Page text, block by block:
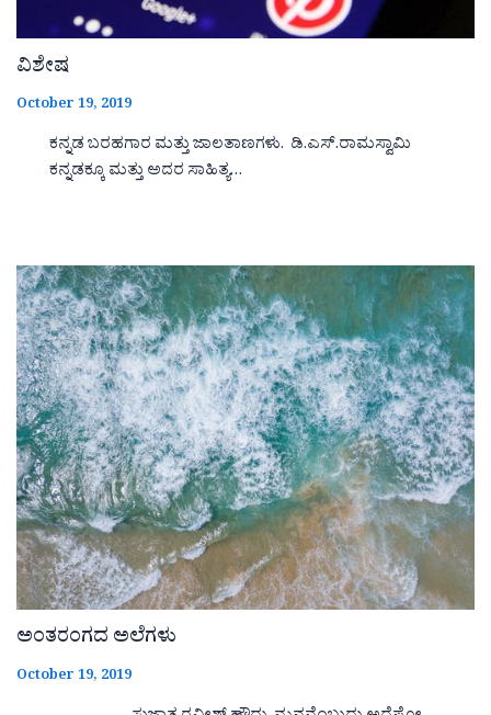
ವಿಶೇಷ
October 19, 2019
ಕನ್ನಡ ಬರಹಗಾರ ಮತ್ತು ಜಾಲತಾಣಗಳು. ಡಿ.ಎಸ್.ರಾಮಸ್ವಾಮಿ
ಕನ್ನಡಕ್ಕೂ ಮತ್ತು ಅದರ ಸಾಹಿತ್ಯ…
ಅಂತರಂಗದ ಅಲೆಗಳು
October 19, 2019